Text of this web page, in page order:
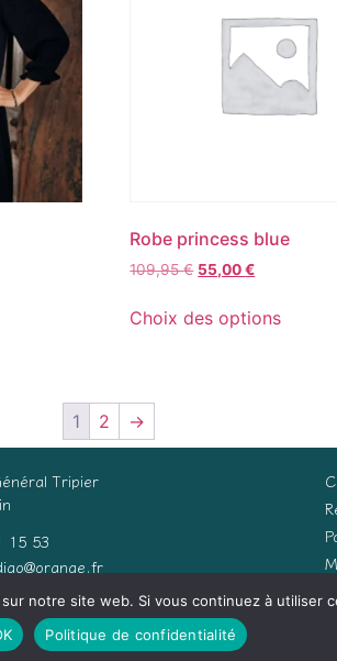
Robe princess blue
109,95€ 55,00€
Choix des options
1 2 →
Tripier
15 53
notre site web. Si vous continuez à utiliser
Politique de confidentialité